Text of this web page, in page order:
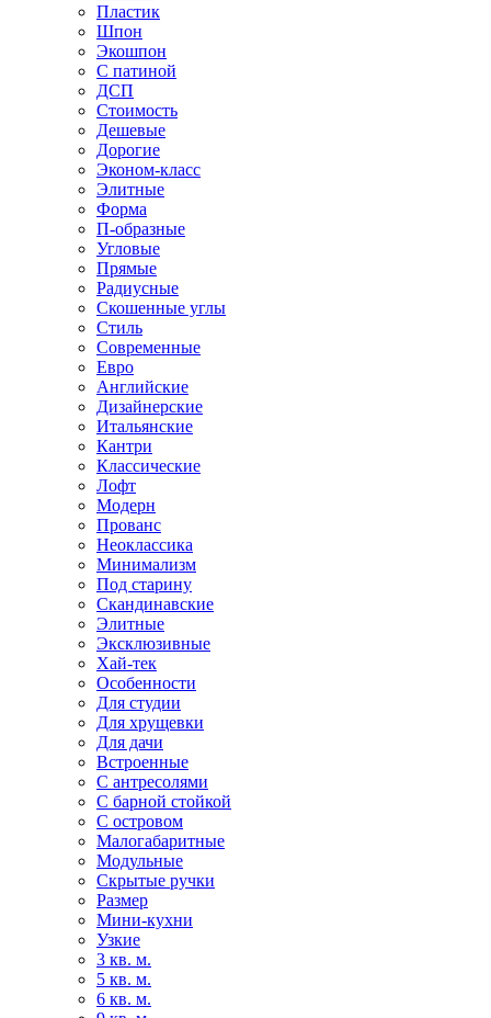
Пластик
Шпон
Экошпон
С патиной
ДСП
Стоимость
Дешевые
Дорогие
Эконом-класс
Элитные
Форма
П-образные
Угловые
Прямые
Радиусные
Скошенные углы
Стиль
Современные
Евро
Английские
Дизайнерские
Итальянские
Кантри
Классические
Лофт
Модерн
Прованс
Неоклассика
Минимализм
Под старину
Скандинавские
Элитные
Эксклюзивные
Хай-тек
Особенности
Для студии
Для хрущевки
Для дачи
Встроенные
С антресолями
С барной стойкой
С островом
Малогабаритные
Модульные
Скрытые ручки
Размер
Мини-кухни
Узкие
3 кв. м.
5 кв. м.
6 кв. м.